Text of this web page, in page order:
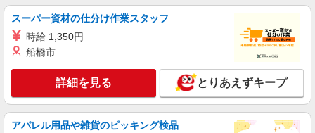
スーパー資材の仕分け作業スタッフ
時給 1,350円
船橋市
詳細を見る とりあえずキープ
アパレル用品や雑貨のピッキング検品